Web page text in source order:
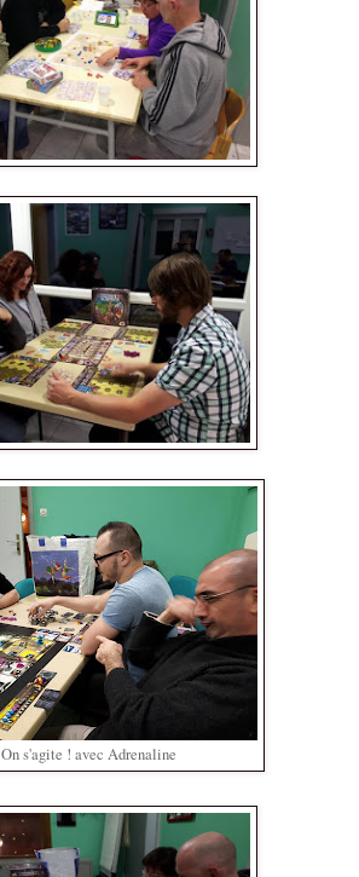
On s'agite ! avec Adrenaline